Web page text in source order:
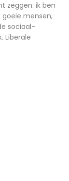
zeggen: ik ben
goeie mensen,
sociaal-
Liberale